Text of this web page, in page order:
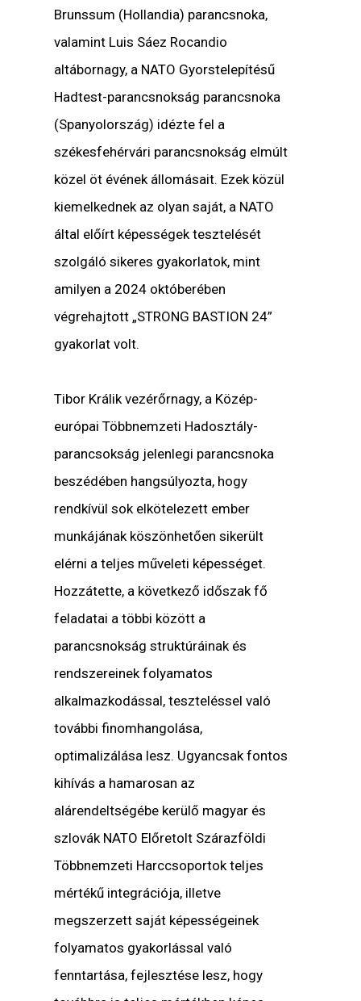
Brunssum (Hollandia) parancsnoka,
valamint Luis Sáez Rocandio
altábornagy, a NATO Gyorstelepítésű
Hadtest-parancsnokság parancsnoka
(Spanyolország) idézte fel a
székesfehérvári parancsnokság elmúlt
közel öt évének állomásait. Ezek közül
kiemelkednek az olyan saját, a NATO
által előírt képességek tesztelését
szolgáló sikeres gyakorlatok, mint
amilyen a 2024 októberében
végrehajtott „STRONG BASTION 24”
gyakorlat volt.
Tibor Králikvezérőrnagy, a Közép-
európai Többnemzeti Hadosztály-
parancsokság jelenlegi parancsnoka
beszédében hangsúlyozta, hogy
rendkívül sok elkötelezett ember
munkájának köszönhetően sikerült
elérni a teljes műveleti képességet.
Hozzátette, a következő időszak fő
feladatai a többi között a
parancsnokság struktúráinak és
rendszereinek folyamatos
alkalmazkodással, teszteléssel való
további finomhangolása,
optimalizálása lesz. Ugyancsak fontos
kihívás a hamarosan az
alárendeltségébe kerülő magyar és
szlovák NATO Előretolt Szárazföldi
Többnemzeti Harccsoportok teljes
mértékű integrációja, illetve
megszerzett saját képességeinek
folyamatos gyakorlással való
fenntartása, fejlesztése lesz, hogy